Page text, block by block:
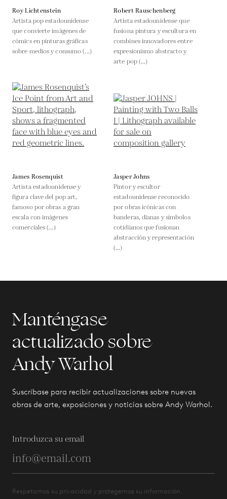
Roy Lichtenstein
Artista pop estadounidense
que convierte imágenes de
cómics en pinturas gráficas
sobre medios y consumo (...)
Robert Rauschenberg
Artista estadounidense que
fusiona pintura y escultura en
combines innovadores entre
expresionismo abstracto y
arte pop (...)
James Rosenquist
Artista estadounidense y
figura clave del pop art,
famoso por obras a gran
escala con imágenes
comerciales (...)
Jasper Johns
Pintor y escultor
estadounidense reconocido
por obras icónicas con
banderas, dianas y símbolos
cotidianos que fusionan
abstracción y representación
(...)
Manténgase
actualizado sobre
Andy Warhol
Suscríbase para recibir actualizaciones sobre nuevas
obras de arte, exposiciones y noticias sobre Andy Warhol.
Introduzca su email
Respetamos su privacidad y protegemos su información.